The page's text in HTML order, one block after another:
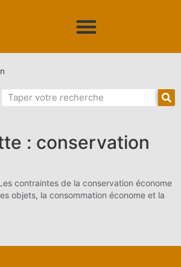
: conservation
contraintes de la conservation économe
objets, la consommation économe et la